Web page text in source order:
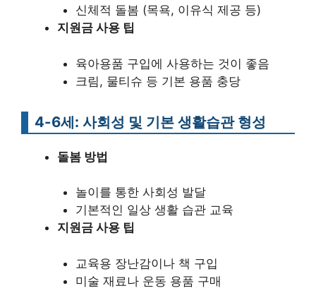
신체적 돌봄 (목욕, 이유식 제공 등)
지원금 사용 팁
육아용품 구입에 사용하는 것이 좋음
크림, 물티슈 등 기본 용품 충당
4-6세: 사회성 및 기본 생활습관 형성
돌봄 방법
놀이를 통한 사회성 발달
기본적인 일상 생활 습관 교육
지원금 사용 팁
교육용 장난감이나 책 구입
미술 재료나 운동 용품 구매